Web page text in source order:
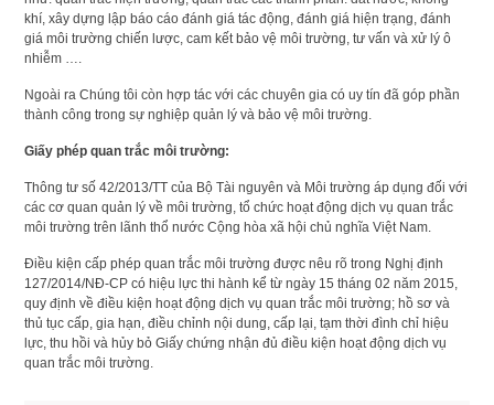
khí, xây dựng lập báo cáo đánh giá tác động, đánh giá hiện trạng, đánh
giá môi trường chiến lược, cam kết bảo vệ môi trường, tư vấn và xử lý ô
nhiễm ….
Ngoài ra Chúng tôi còn hợp tác với các chuyên gia có uy tín đã góp phần
thành công trong sự nghiệp quản lý và bảo vệ môi trường.
Giấy phép quan trắc môi trường:
Thông tư số 42/2013/TT của Bộ Tài nguyên và Môi trường áp dụng đối với
các cơ quan quản lý về môi trường, tổ chức hoạt động dịch vụ quan trắc
môi trường trên lãnh thổ nước Cộng hòa xã hội chủ nghĩa Việt Nam.
Điều kiện cấp phép quan trắc môi trường được nêu rõ trong Nghị định
127/2014/NĐ-CP có hiệu lực thi hành kể từ ngày 15 tháng 02 năm 2015,
quy định về điều kiện hoạt động dịch vụ quan trắc môi trường; hồ sơ và
thủ tục cấp, gia hạn, điều chỉnh nội dung, cấp lại, tạm thời đình chỉ hiệu
lực, thu hồi và hủy bỏ Giấy chứng nhận đủ điều kiện hoạt động dịch vụ
quan trắc môi trường.